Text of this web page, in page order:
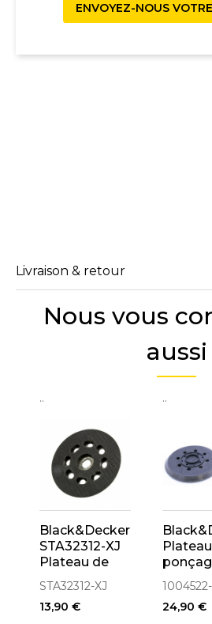
ENVOYEZ-NOUS
Livraison & retour
Nous vous
aussi
..
Black&Decker
STA32312-XJ
Plateau de
ponçage
ø125mm pour
BD190,
STA32312-XJ
13,90 €
..
KA198
KA198GT
24,90 €